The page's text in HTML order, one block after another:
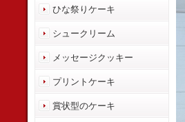
ひな祭りケーキ
シュークリーム
メッセージクッキー
プリントケーキ
賞状型のケーキ